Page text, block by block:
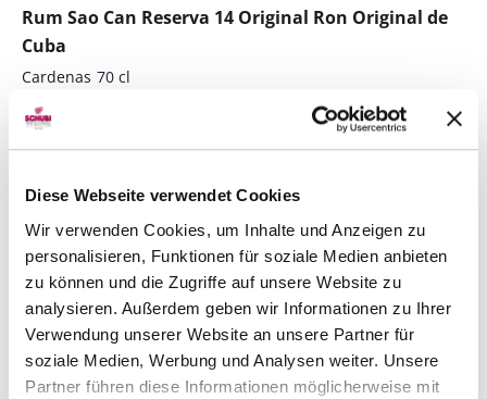
Diese Webseite verwendet Cookies
Wir verwenden Cookies, um Inhalte und Anzeigen zu
personalisieren, Funktionen für soziale Medien anbieten
zu können und die Zugriffe auf unsere Website zu
analysieren. Außerdem geben wir Informationen zu Ihrer
Verwendung unserer Website an unsere Partner für
soziale Medien, Werbung und Analysen weiter. Unsere
Partner führen diese Informationen möglicherweise mit
Rum Sao Can Reserva 14 Original Ron Original de
Cuba
Cardenas 70 cl
CHF 72.00
Artikel sofort lieferbar
Anzahl
hinzufügen
In den Warenkorb
Alle Produkte des Produzenten